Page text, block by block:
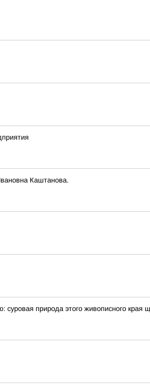
Каштанова.
суровая природа этого живописного